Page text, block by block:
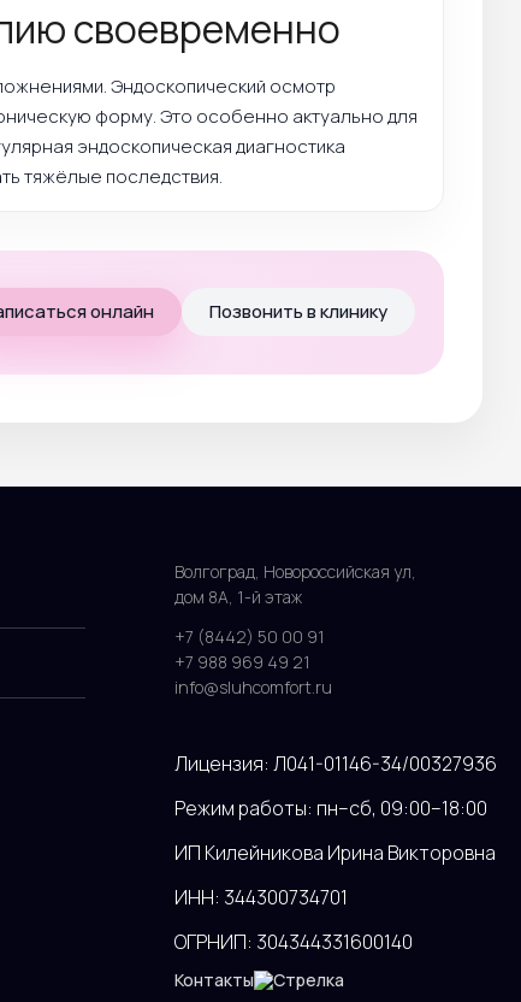
своевременно
Эндоскопический осмотр
форму. Это особенно актуально для
эндоскопическая диагностика
тяжёлые последствия.
онлайн Позвонить в клинику
Волгоград, Новороссийская ул,
дом 8А, 1-й этаж
+7 (8442) 50 00 91
+7 988 969 49 21
info@sluhcomfort.ru
Лицензия: Л041-01146-34/00327936
Режим работы: пн–сб, 09:00–18:00
ИП Килейникова Ирина Викторовна
ИНН: 344300734701
ОГРНИП: 304344331600140
Контакты